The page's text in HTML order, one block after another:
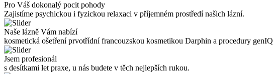
Pro Váš dokonalý pocit pohody
Zajistíme psychickou i fyzickou relaxaci v příjemném prostředí našich lázní.
Naše lázně Vám nabízí
kosmetická ošetření prvotřídní francouzskou kosmetikou Darphin a procedury genIQ
Jsem profesionál
s desítkami let praxe, u nás budete v těch nejlepších rukou.